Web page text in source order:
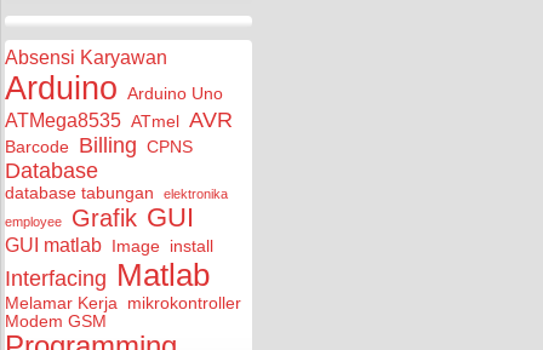
Absensi Karyawan
Arduino Arduino Uno
ATMega8535 ATmel AVR
Barcode Billing CPNS
Database
database tabungan
elektronika
employee
Grafik GUI
GUI matlab Image install
Interfacing Matlab
Melamar Kerja mikrokontroller
Modem GSM